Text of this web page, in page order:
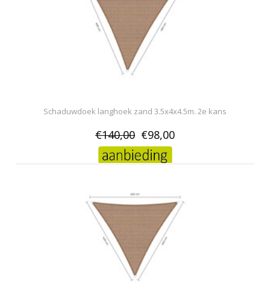
Schaduwdoek langhoek zand 3.5x4x4.5m. 2e kans
€140,00 €98,00